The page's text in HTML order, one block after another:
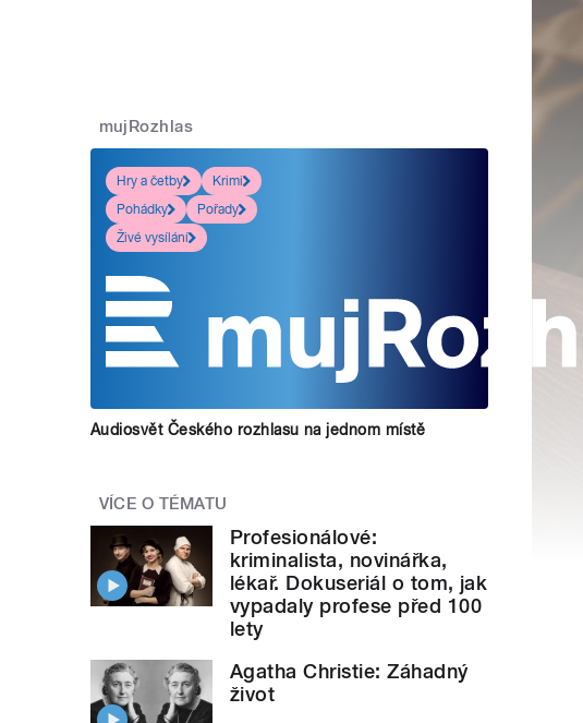
mujRozhlas
Hry a četby
Krimi
Pohádky
Pořady
Živé vysílání
Audiosvět Českého rozhlasu na jednom místě
VÍCE O TÉMATU
Profesionálové:
kriminalista, novinářka,
lékař. Dokuseriál o tom, jak
vypadaly profese před 100
lety
Agatha Christie: Záhadný
život